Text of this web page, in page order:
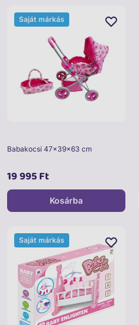
Babakocsi 47x39x63 cm
19 995 Ft
Saját márkás
Kosárba
Saját márkás